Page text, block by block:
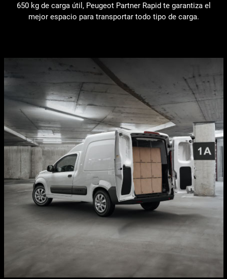
650 kg de carga útil, Peugeot Partner Rapid te garantiza el
mejor espacio para transportar todo tipo de carga.